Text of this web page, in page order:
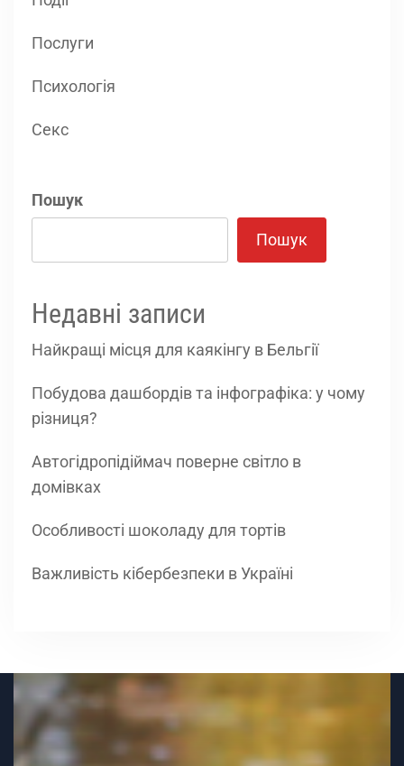
Послуги
Психологія
Секс
Пошук
Пошук
Недавні записи
Найкращі місця для каякінгу в Бельгії
Побудова дашбордів та інфографіка: у чому
різниця?
Автогідропідіймач поверне світло в
домівках
Особливості шоколаду для тортів
Важливість кібербезпеки в Україні